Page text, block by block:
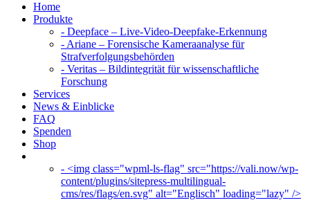
Home
Produkte
- Deepface – Live-Video-Deepfake-Erkennung
- Ariane – Forensische Kameraanalyse für
Strafverfolgungsbehörden
- Veritas – Bildintegrität für wissenschaftliche
Forschung
Services
News & Einblicke
FAQ
Spenden
Shop
- <img class="wpml-ls-flag" src="https://vali.now/wp-
content/plugins/sitepress-multilingual-
cms/res/flags/en.svg" alt="Englisch" loading="lazy" />